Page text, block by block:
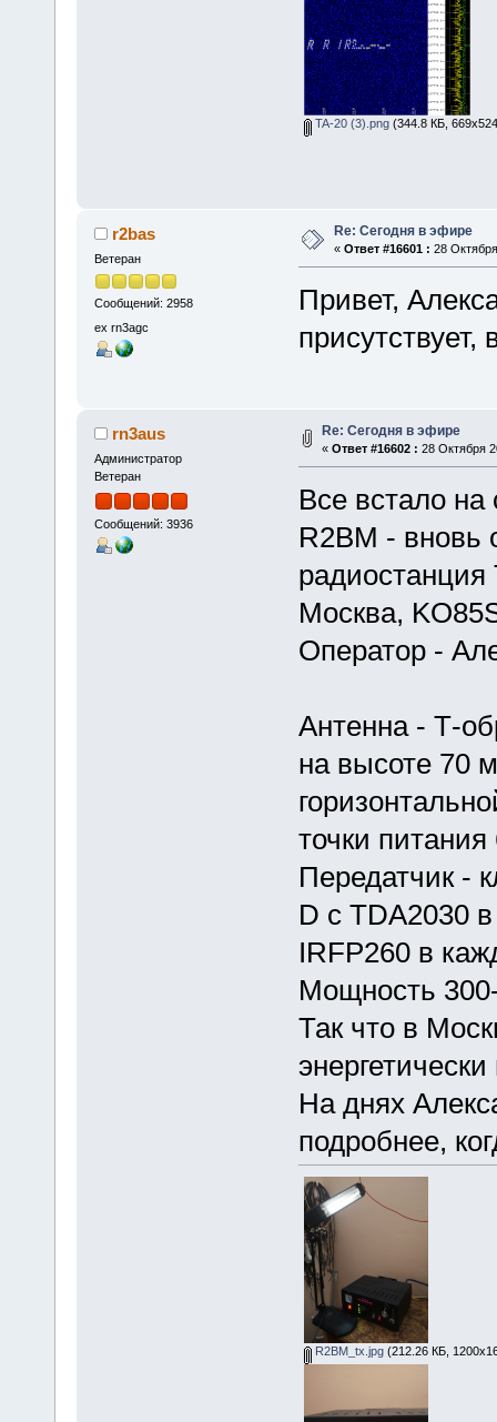
TA-20 (3).png(344.8 КБ,
r2bas
Ветеран
Сообщений: 2958
ex rn3agc
Re: Сегодня в эфире
« Ответ #16601 : 28
Привет,
присутствует,
rn3aus
Администратор
Ветеран
Сообщений: 3936
Re: Сегодня в эфире
« Ответ #16602 : 28 Октября
Все встало на
R2BM - вновь
Москва,
Оператор -
Антенна - Т-
на высоте 70
точки
Передатчик -
D c TDA2030
IRFP260 в
Мощность
Так что в
На днях
подробнее,
R2BM_tx.jpg(212.26 КБ,